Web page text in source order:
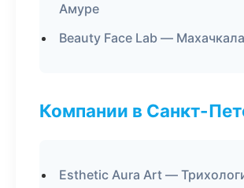
Амуре
Beauty Face Lab — Махачкала
Компании в Санкт-
Esthetic Aura Art —